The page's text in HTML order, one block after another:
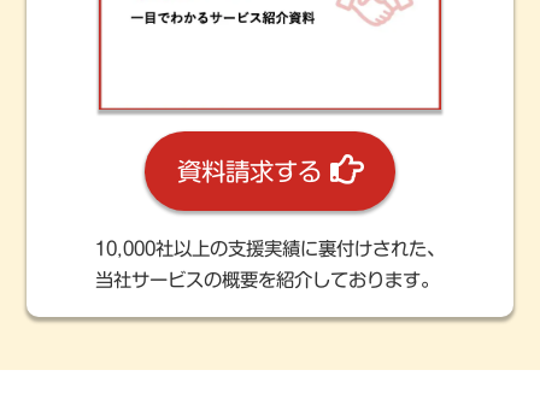
資料請求する
10,000社以上の支援実績に裏付けされた、
当社サービスの概要を紹介しております。